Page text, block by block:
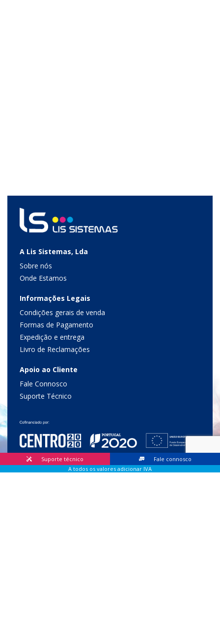
A Lis Sistemas, Lda
Sobre nós
Onde Estamos
Informações Legais
Condições gerais de venda
Formas de Pagamento
Expedição e entrega
Livro de Reclamações
Apoio ao Cliente
Fale Connosco
Suporte Técnico
© 2026 Lis Sistemas, Lda. Todos os direitos reservados |Livro
Suporte técnico
Fale connosco
A todos os valores adicionar IVA